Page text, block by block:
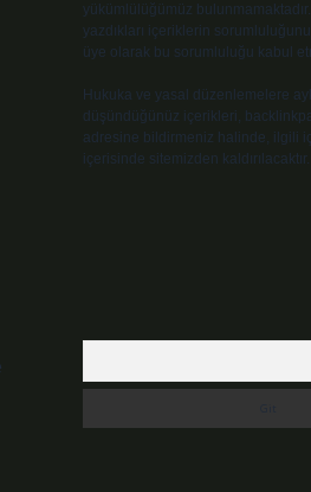
yükümlülüğümüz
yazdıkları içeriklerin
üye olarak bu sorumluluğu kabul
Hukuka ve yasal düzenlemelere
düşündüğünüz içerikleri,
adresine bildirmeniz halinde, ilgili
içerisinde sitemizden kaldırılacaktır.